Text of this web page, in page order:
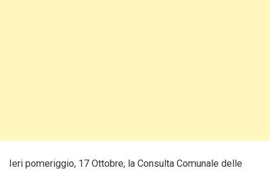
Ieri pomeriggio, 17 Ottobre, la Consulta Comunale delle